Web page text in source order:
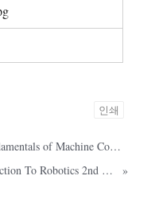
인쇄
?[솔루션] 기계요소설계 4판(Fundamentals of Machine Component Design, 4th Edition, Robert C. Juvinall, Kurt M. M
?[솔루션] 로봇공학입문 2판(Introduction To Robotics 2nd edition, John. J. Craig)
»